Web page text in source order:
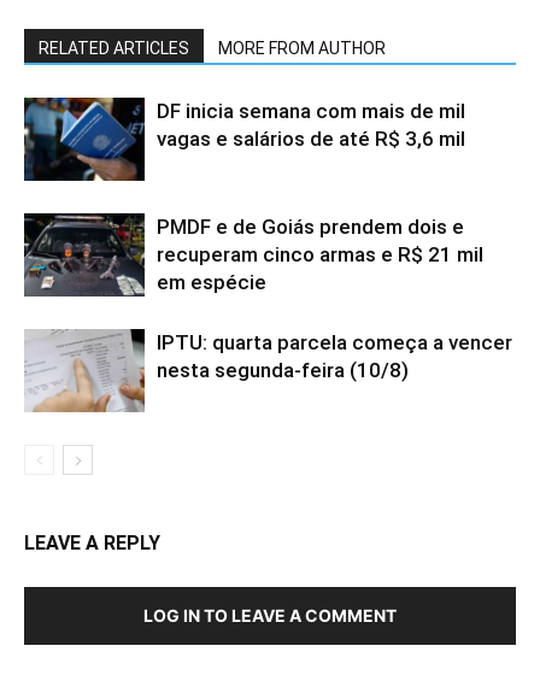
RELATED ARTICLES MORE FROM AUTHOR
DF inicia semana com mais de mil
vagas e salários de até R$ 3,6 mil
PMDF e de Goiás prendem dois e
recuperam cinco armas e R$ 21 mil
em espécie
IPTU: quarta parcela começa a vencer
nesta segunda-feira (10/8)
LEAVE A REPLY
LOG IN TO LEAVE A COMMENT